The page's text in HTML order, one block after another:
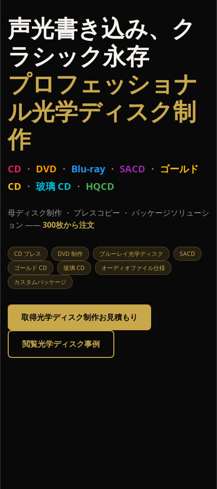
声光書き込み、ク
ラシック永存
プロフェッショナ
ル光学ディスク制
作
CD ・ DVD ・ Blu-ray・ SACD ・ ゴールド
CD ・ 玻璃 CD ・ HQCD
母ディスク制作 ・ プレスコピー ・ パッケージソリューシ
ョン ——300枚から注文
CD プレス DVD 制作 ブルーレイ光学ディスク
SACD
ゴールド CD
玻璃 CD
オーディオファイル仕様
カスタムパッケージ
取得光学ディスク制作お見積もり
閲覧光学ディスク事例